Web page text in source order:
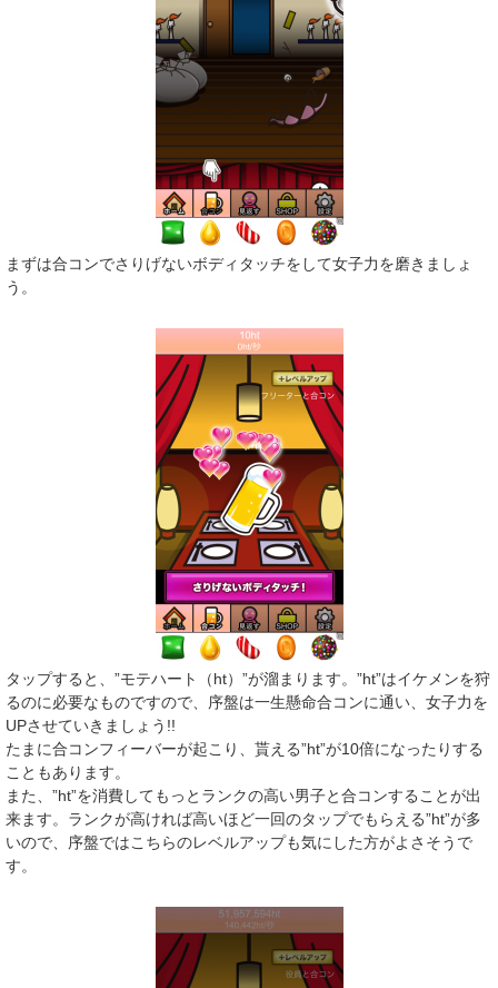
まずは合コンでさりげないボディタッチをして女子力を磨きましょ
う。
タップすると、”モテハート（ht）”が溜まります。”ht”はイケメンを狩
るのに必要なものですので、序盤は一生懸命合コンに通い、女子力を
UPさせていきましょう!!
たまに合コンフィーバーが起こり、貰える”ht”が10倍になったりする
こともあります。
また、”ht”を消費してもっとランクの高い男子と合コンすることが出
来ます。ランクが高ければ高いほど一回のタップでもらえる”ht”が多
いので、序盤ではこちらのレベルアップも気にした方がよさそうで
す。